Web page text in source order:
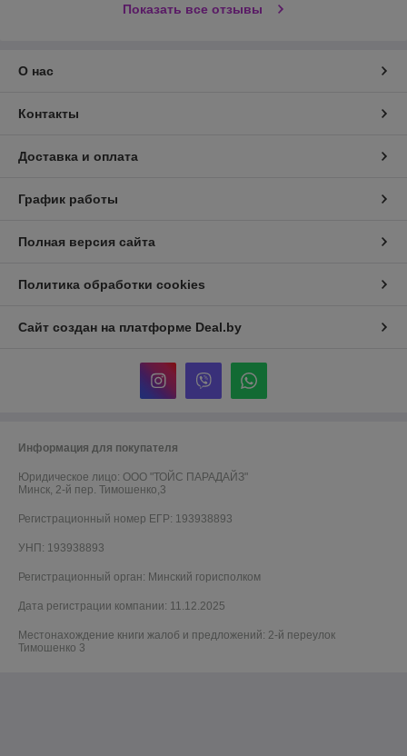
Показать все отзывы
О нас
Контакты
Доставка и оплата
График работы
Полная версия сайта
Политика обработки cookies
Сайт создан на платформе Deal.by
Информация для покупателя
Юридическое лицо: ООО "ТОЙС ПАРАДАЙЗ"
Минск, 2-й пер. Тимошенко,3
Регистрационный номер ЕГР: 193938893
УНП: 193938893
Регистрационный орган: Минский горисполком
Дата регистрации компании: 11.12.2025
Местонахождение книги жалоб и предложений: 2-й переулок
Тимошенко 3